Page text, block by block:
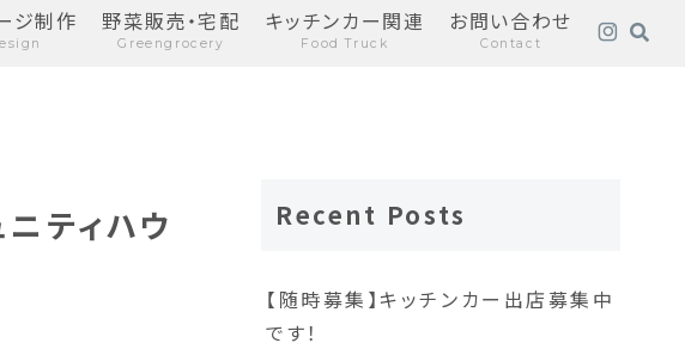
ジ制作 野菜販売・宅配
Greengrocery
キッチンカー関連
Food Truck
お問い合わせ
Contact
ティハウ
Recent Posts
【随時募集】キッチンカー出店募集中
です！